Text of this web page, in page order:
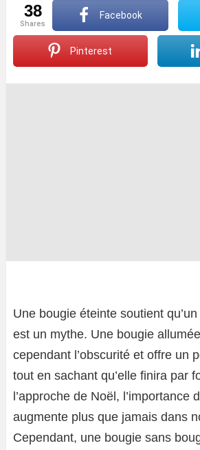
38
shares
Facebook
Pinterest
Une bougie éteinte soutient
est un mythe. Une bougie
cependant l’obscurité et offre un
tout en sachant qu’elle finira par
l’approche de Noël, l’importance
augmente plus que jamais dans
Cependant, une bougie sans